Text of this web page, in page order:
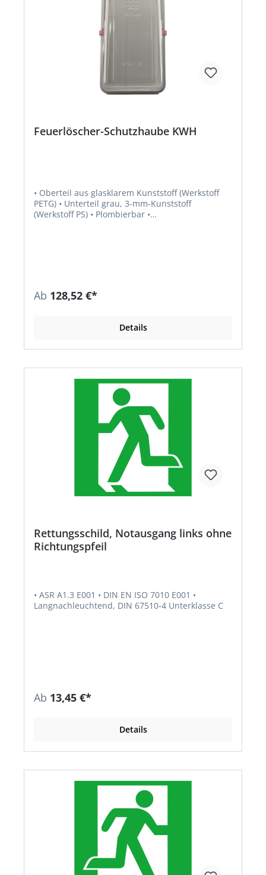
Feuerlöscher-Schutzhaube KWH
• Oberteil aus glasklarem Kunststoff (Werkstoff
PETG) • Unterteil grau, 3-mm-Kunststoff
(Werkstoff PS) • Plombierbar •
Ab 128,52 €*
Details
Rettungsschild, Notausgang links ohne
Richtungspfeil
• ASR A1.3 E001 • DIN EN ISO 7010 E001 •
Langnachleuchtend, DIN 67510-4 Unterklasse C
Ab 13,45 €*
Details